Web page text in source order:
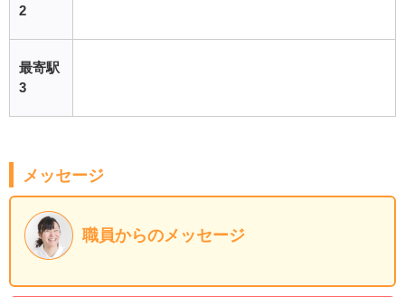
2
最寄駅
3
メッセージ
職員からのメッセージ